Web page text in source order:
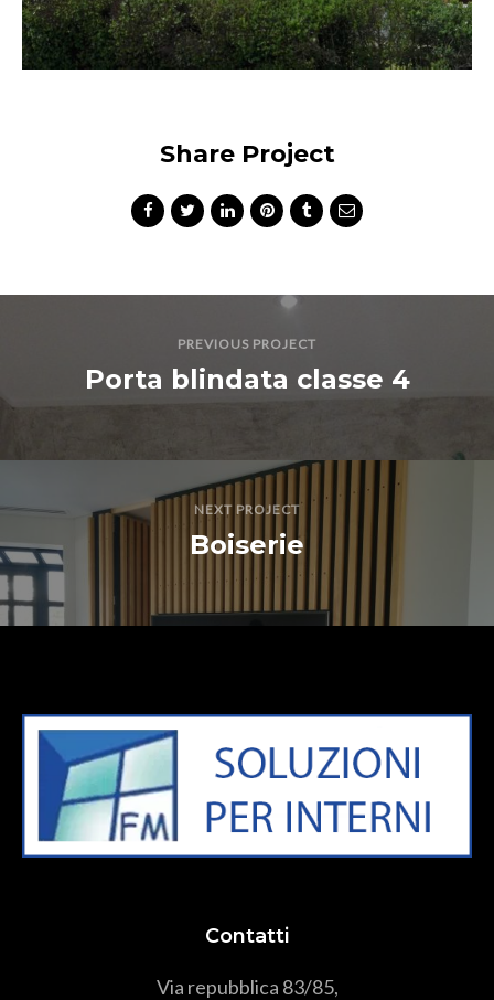
Share Project
PREVIOUS PROJECT
Porta blindata classe 4
NEXT PROJECT
Boiserie
Contatti
Via repubblica 83/85,